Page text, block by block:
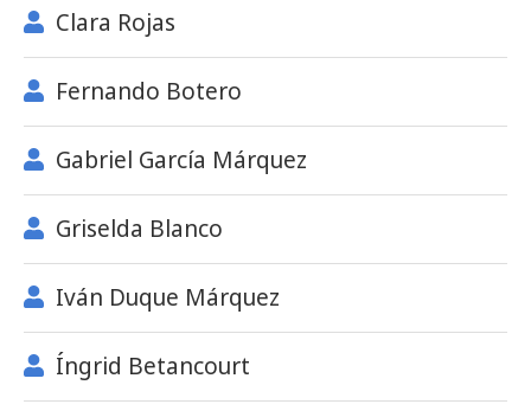
Clara Rojas
Fernando Botero
Gabriel García Márquez
Griselda Blanco
Iván Duque Márquez
Íngrid Betancourt